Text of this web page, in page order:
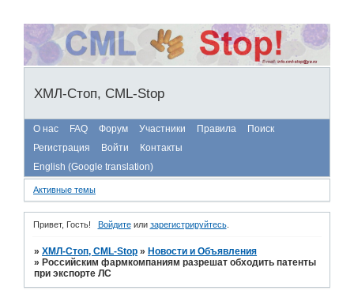
ХМЛ-Стоп, CML-Stop
О нас FAQ Форум Участники Правила
Поиск
Регистрация
Войти
Контакты
English (Google translation)
Активные темы
Привет, Гость! Войдитеили зарегистрируйтесь.
»ХМЛ-Стоп, CML-Stop » Новости и Объявления
» Российским фармкомпаниям разрешат обходить патенты
при экспорте ЛС